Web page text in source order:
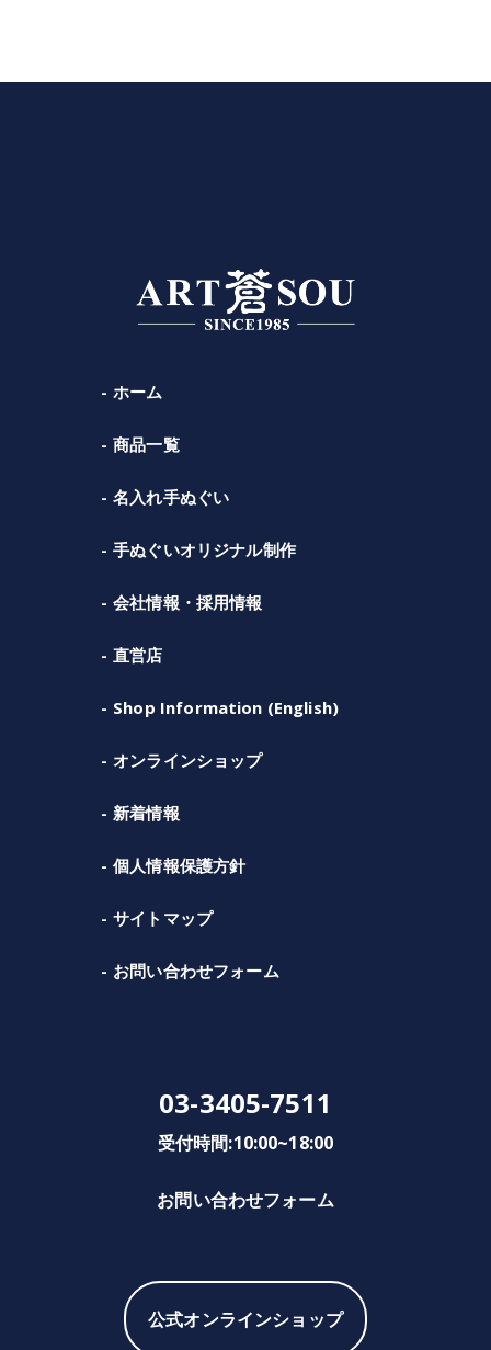
ホーム
商品一覧
名入れ手ぬぐい
手ぬぐいオリジナル制作
会社情報・採用情報
直営店
Shop Information (English)
オンラインショップ
新着情報
個人情報保護方針
サイトマップ
お問い合わせフォーム
03-3405-7511
受付時間:10:00~18:00
お問い合わせフォーム
公式オンラインショップ